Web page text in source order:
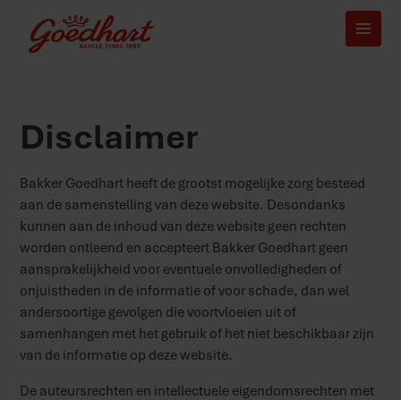
Disclaimer
Bakker Goedhart heeft de grootst mogelijke zorg besteed
aan de samenstelling van deze website. Desondanks
kunnen aan de inhoud van deze website geen rechten
worden ontleend en accepteert Bakker Goedhart geen
aansprakelijkheid voor eventuele onvolledigheden of
onjuistheden in de informatie of voor schade, dan wel
andersoortige gevolgen die voortvloeien uit of
samenhangen met het gebruik of het niet beschikbaar zijn
van de informatie op deze website.
De auteursrechten en intellectuele eigendomsrechten met